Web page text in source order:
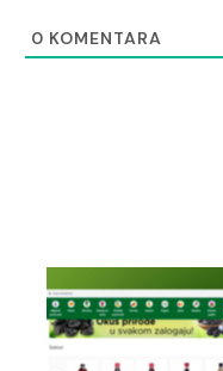
0 KOMENTARA